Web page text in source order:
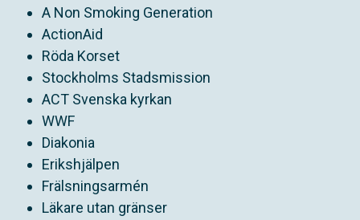
A Non Smoking Generation
ActionAid
Röda Korset
Stockholms Stadsmission
ACT Svenska kyrkan
WWF
Diakonia
Erikshjälpen
Frälsningsarmén
Läkare utan gränser